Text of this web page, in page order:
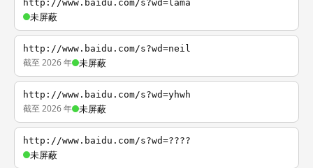
http://www.baidu.com/s?wd=lama
未屏蔽
http://www.baidu.com/s?wd=neil
截至 2026 年 未屏蔽
http://www.baidu.com/s?wd=yhwh
截至 2026 年 未屏蔽
http://www.baidu.com/s?wd=????
未屏蔽